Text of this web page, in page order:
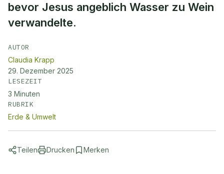
bevor Jesus angeblich Wasser zu Wein
verwandelte.
AUTOR
Claudia Krapp
29. Dezember 2025
LESEZEIT
3 Minuten
RUBRIK
Erde & Umwelt
Teilen Drucken Merken